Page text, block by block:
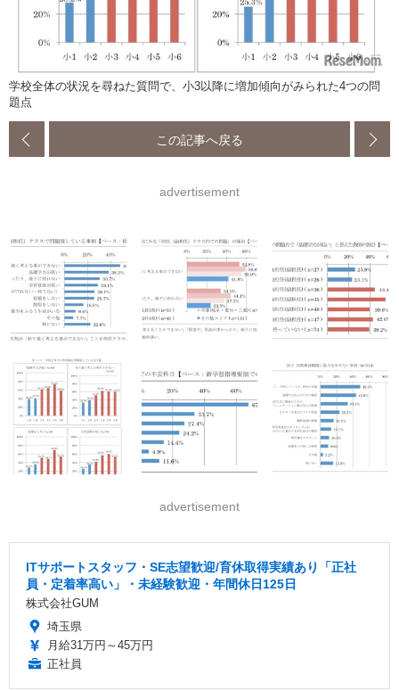
学校全体の状況を尋ねた質問で、小3以降に増加傾向がみられた4つの問
題点
この記事へ戻る
advertisement
advertisement
ITサポートスタッフ・SE志望歓迎/育休取得実績あり「正社
員・定着率高い」・未経験歓迎・年間休日125日
株式会社GUM
埼玉県
月給31万円～45万円
正社員